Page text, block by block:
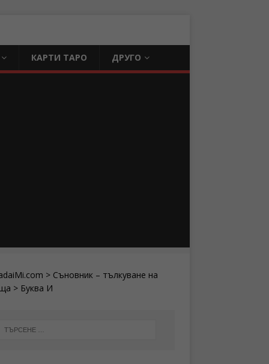
КАРТИ ТАРО ДРУГО
> Съновник – тълкуване на
> Буква И